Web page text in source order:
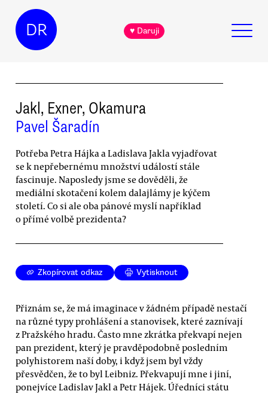
DR ♥ Daruji
Jakl, Exner, Okamura
Pavel Šaradín
Potřeba Petra Hájka a Ladislava Jakla vyjadřovat
se k nepřebernému množství událostí stále
fascinuje. Naposledy jsme se dověděli, že
mediální skotačení kolem dalajlámy je kýčem
století. Co si ale oba pánové myslí například
o přímé volbě prezidenta?
Zkopírovat odkaz Vytisknout
Přiznám se, že má imaginace v žádném případě nestačí
na různé typy prohlášení a stanovisek, které zaznívají
z Pražského hradu. Často mne zkrátka překvapí nejen
pan prezident, který je pravděpodobně posledním
polyhistorem naší doby, i když jsem byl vždy
přesvědčen, že to byl Leibniz. Překvapují mne i jiní,
ponejvíce Ladislav Jakl a Petr Hájek. Úředníci státu